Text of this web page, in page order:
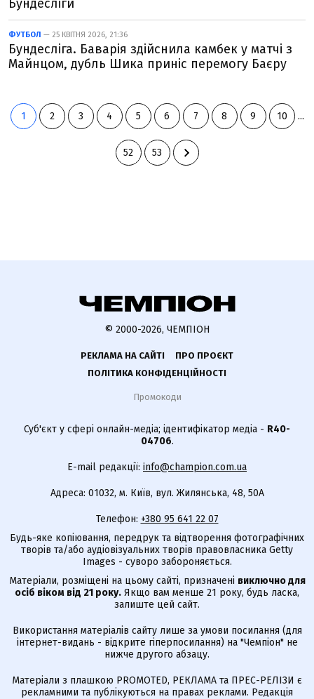
Бундесліги
ФУТБОЛ — 25 КВІТНЯ 2026, 21:36
Бундесліга. Баварія здійснила камбек у матчі з
Майнцом, дубль Шика приніс перемогу Баєру
1 2 3 4 5 6 7 8 9 10 ...
52 53
© 2000-2026, ЧЕМПІОН
РЕКЛАМА НА САЙТІ
ПРО ПРОЄКТ
ПОЛІТИКА КОНФІДЕНЦІЙНОСТІ
Промокоди
Суб'єкт у сфері онлайн-медіа; ідентифікатор медіа - R40-
04706.
E-mail редакції: info@champion.com.ua
Адреса: 01032, м. Київ, вул. Жилянська, 48, 50А
Телефон: +380 95 641 22 07
Будь-яке копіювання, передрук та відтворення фотографічних
творів та/або аудіовізуальних творів правовласника Getty
Images - суворо забороняється.
Матеріали, розміщені на цьому сайті, призначені виключно для
осіб віком від 21 року. Якщо вам менше 21 року, будь ласка,
залиште цей сайт.
Використання матеріалів сайту лише за умови посилання (для
інтернет-видань - відкрите гіперпосилання) на "Чемпіон" не
нижче другого абзацу.
Матеріали з плашкою PROMOTED, РЕКЛАМА та ПРЕС-РЕЛІЗИ є
рекламними та публікуються на правах реклами. Редакція